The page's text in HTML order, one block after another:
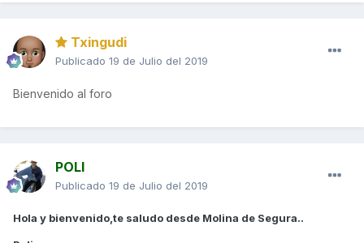
Txingudi
Publicado 19 de Julio del 2019
Bienvenido al foro
POLI
Publicado 19 de Julio del 2019
Hola y bienvenido,te saludo desde Molina de Segura..